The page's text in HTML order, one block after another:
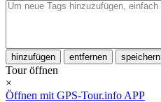
hinzufügen entfernen speichern
Tour öffnen
×
Öffnen mit GPS-Tour.info APP